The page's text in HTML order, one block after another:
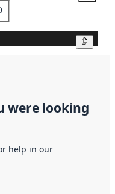
were looking
help in our